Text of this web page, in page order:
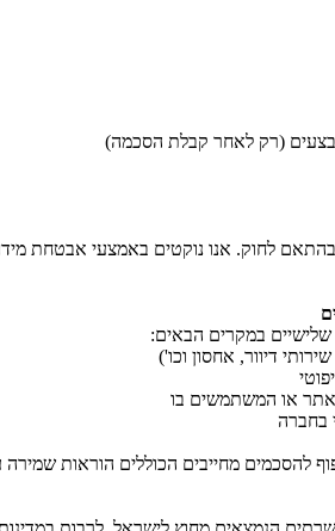
(רק לאחר קבלת הסכמה)
לחוק. אנו נוקטים באמצעי אבטחת
במקרים הבאים:
דיוור, אחסון וכו')
או המשתמשים בו
בחברה
להסכמים מחייבים הכוללים הוראות